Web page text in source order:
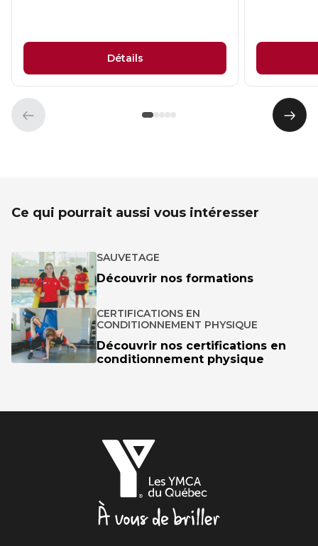
Détails
Élément
précédent
Ce qui pourrait aussi vous intéresser
Découvrir nos formations
SAUVETAGE
Découvrir nos certifications en
conditionnement physique
CERTIFICATIONS EN
CONDITIONNEMENT PHYSIQUE